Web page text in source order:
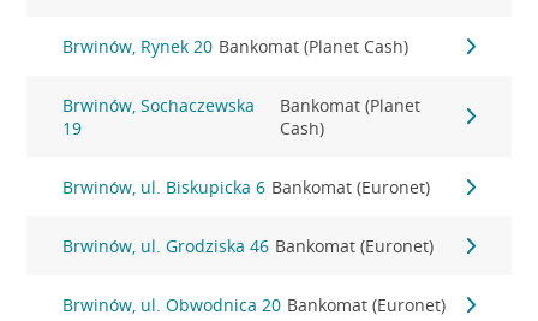
Brwinów, Rynek 20 Bankomat (Planet Cash)
Brwinów, Sochaczewska
19
Bankomat (Planet
Cash)
Brwinów, ul. Biskupicka 6 Bankomat (Euronet)
Brwinów, ul. Grodziska 46 Bankomat (Euronet)
Brwinów, ul. Obwodnica 20 Bankomat (Euronet)